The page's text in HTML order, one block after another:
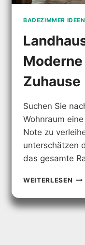
BADEZIMMER IDEEN
Zuhause
Suchen Sie
Wohnraum
Note zu
unterschätzen
das gesamte
WEITERLESEN